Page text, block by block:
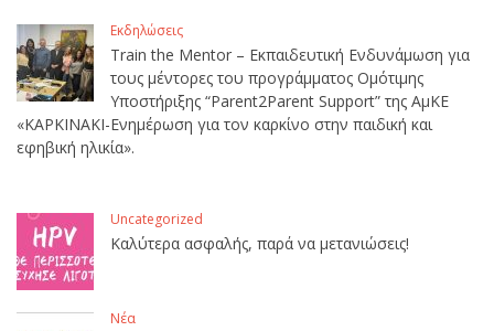
Εκδηλώσεις
Train the Mentor – Εκπαιδευτική Ενδυνάμωση για
τους μέντορες του προγράμματος Ομότιμης
Υποστήριξης “Parent2Parent Support” της ΑμΚΕ
«ΚΑΡΚΙΝΑΚΙ-Ενημέρωση για τον καρκίνο στην παιδική και
εφηβική ηλικία».
Uncategorized
Καλύτερα ασφαλής, παρά να μετανιώσεις!
Νέα